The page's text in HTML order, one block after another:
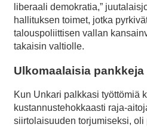
liberaali demokratia,”
hallituksen toimet, jotka
talouspoliittisen vallan
takaisin valtiolle.
Ulkomaalaisia
Kun Unkari palkkasi työttömiä
kustannustehokkaasti raja-
siirtolaisuuden torjumiseksi,